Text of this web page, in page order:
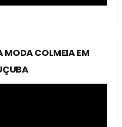
MODA COLMEIA EM